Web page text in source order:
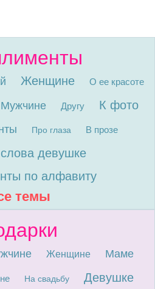
Женщине О ее красоте
Мужчине Другу К фото
Про глаза В прозе
девушке
по алфавиту
темы
Женщине Маме
На свадьбу
Девушке